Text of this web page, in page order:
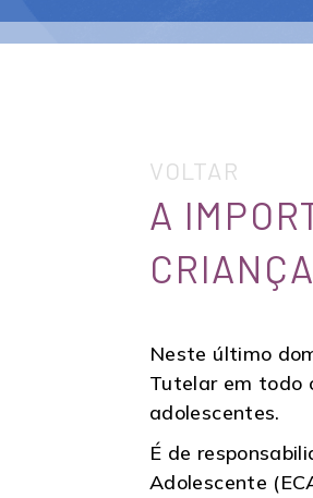
VOLTAR
A
Neste último
Tutelar em todo
adolescentes.
É de
Adolescente